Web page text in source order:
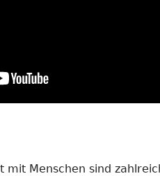
mit Menschen sind